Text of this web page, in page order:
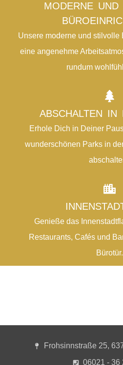
MODERNE UND
Unsere moderne und stilvolle
eine angenehme
rundum
ABSCHALTEN IN
Erhole Dich in Deiner
wunderschönen Parks in
Genieße das
Restaurants, Cafés und
Bürotür.
Frohsinnstraße 25,
06021 - 36